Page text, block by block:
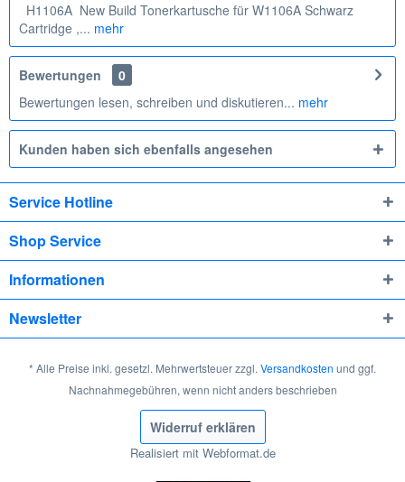
H1106A New Build Tonerkartusche für W1106A Schwarz
Cartridge ,... mehr
Bewertungen
0
Bewertungen lesen, schreiben und diskutieren... mehr
Kunden haben sich ebenfalls angesehen
Service Hotline
Shop Service
Informationen
Newsletter
* Alle Preise inkl. gesetzl. Mehrwertsteuer zzgl. Versandkosten und ggf.
Nachnahmegebühren, wenn nicht anders beschrieben
Widerruf erklären
Realisiert mit Webformat.de